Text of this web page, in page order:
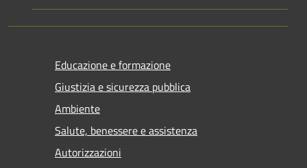
Educazione e formazione
Giustizia e sicurezza pubblica
Ambiente
Salute, benessere e assistenza
Autorizzazioni